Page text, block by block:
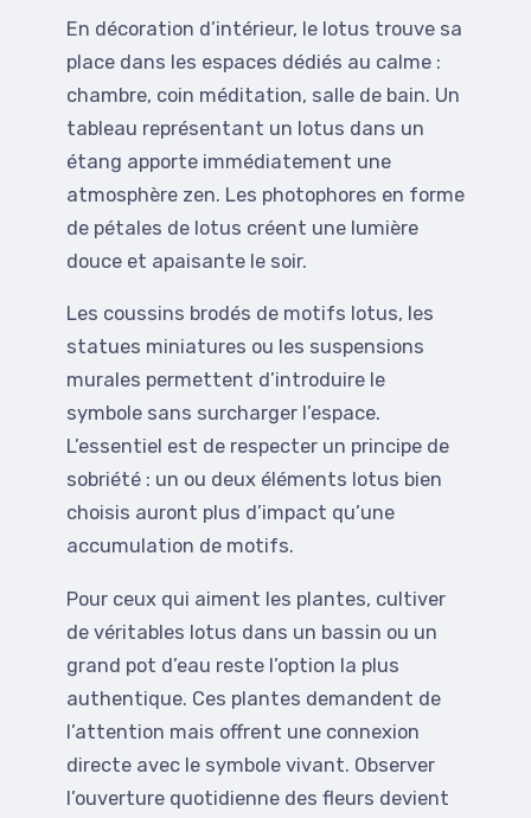
En décoration d’intérieur, le lotus trouve sa
place dans les espaces dédiés au calme :
chambre, coin méditation, salle de bain. Un
tableau représentant un lotus dans un
étang apporte immédiatement une
atmosphère zen. Les photophores en forme
de pétales de lotus créent une lumière
douce et apaisante le soir.
Les coussins brodés de motifs lotus, les
statues miniatures ou les suspensions
murales permettent d’introduire le
symbole sans surcharger l’espace.
L’essentiel est de respecter un principe de
sobriété : un ou deux éléments lotus bien
choisis auront plus d’impact qu’une
accumulation de motifs.
Pour ceux qui aiment les plantes, cultiver
de véritables lotus dans un bassin ou un
grand pot d’eau reste l’option la plus
authentique. Ces plantes demandent de
l’attention mais offrent une connexion
directe avec le symbole vivant. Observer
l’ouverture quotidienne des fleurs devient